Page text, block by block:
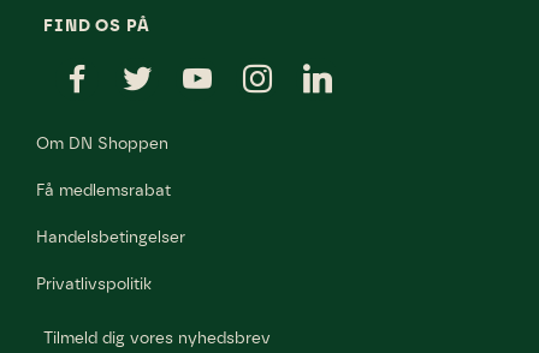
FIND OS PÅ
Om DN Shoppen
Få medlemsrabat
Handelsbetingelser
Privatlivspolitik
Tilmeld dig vores nyhedsbrev